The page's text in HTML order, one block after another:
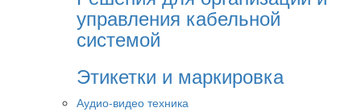
управления кабельной
системой
Этикетки и маркировка
Аудио-видео техника